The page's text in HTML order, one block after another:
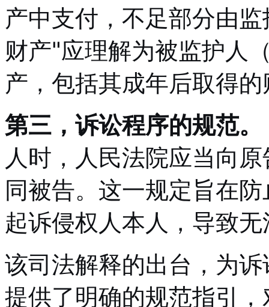
产中支付，不足部分由
财产"应理解为被监护人
产，包括其成年后取得
第三，诉讼程序的规范。
人时，人民法院应当向
同被告。这一规定旨在
起诉侵权人本人，导致
该司法解释的出台，为
提供了明确的规范指引